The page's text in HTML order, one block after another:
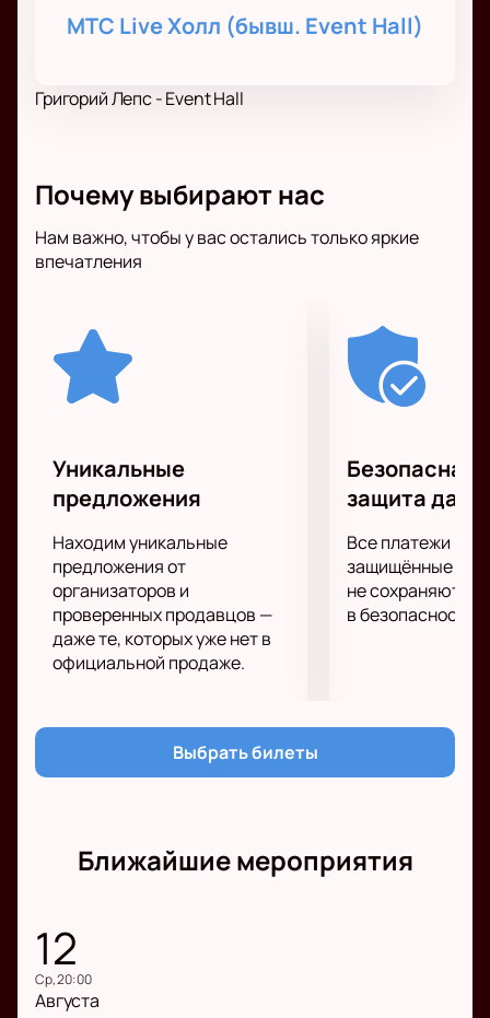
МТС Live Холл (бывш. Event Hall)
Григорий Лепс - Event Hall
Почему выбирают нас
Нам важно, чтобы у вас остались только яркие
впечатления
Уникальные
предложения
Находим уникальные
предложения от
организаторов и
проверенных продавцов —
даже те, которых уже нет в
официальной продаже.
Безопасная
защита
Все платежи
защищённые
не сохраняются
в безопасности.
Выбрать билеты
Ближайшие мероприятия
12
ср, 20:00
Августа